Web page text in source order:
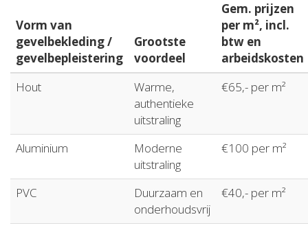
Vorm van
gevelbekleding /
gevelbepleistering
Grootste
voordeel
Gem. prijzen
per m², incl.
btw en
arbeidskosten
Hout
Warme,
authentieke
uitstraling
€65,- per m²
Aluminium
Moderne
uitstraling
€100 per m²
PVC
Duurzaam en
onderhoudsvrij
€40,- per m²